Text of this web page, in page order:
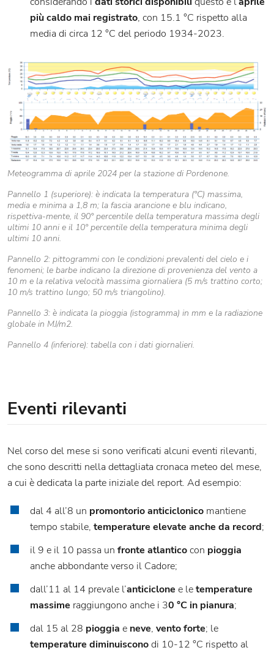
più caldo mai registrato, con 15.1 °C rispetto alla
media di circa 12 °C del periodo 1934-2023.
Meteogramma di aprile 2024 per la stazione di Pordenone.
Pannello 1 (superiore): è indicata la temperatura (°C) massima,
media e minima a 1,8 m; la fascia arancione e blu indicano,
rispettiva-mente, il 90° percentile della temperatura massima degli
ultimi 10 anni e il 10° percentile della temperatura minima degli
ultimi 10 anni.
Pannello 2: pittogrammi con le condizioni prevalenti del cielo e i
fenomeni; le barbe indicano la direzione di provenienza del vento a
10 m e la relativa velocità massima giornaliera (5 m/s trattino corto;
10 m/s trattino lungo; 50 m/s triangolino).
Pannello 3: è indicata la pioggia (istogramma) in mm e la radiazione
globale in MJ/m2.
Pannello 4 (inferiore): tabella con i dati giornalieri.
Eventi rilevanti
Nel corso del mese si sono verificati alcuni eventi rilevanti,
che sono descritti nella dettagliata cronaca meteo del mese,
a cui è dedicata la parte iniziale del report. Ad esempio:
dal 4 all’8 un promontorio anticiclonico mantiene
tempo stabile, temperature elevate anche da record;
il 9 e il 10 passa un fronte atlanticocon pioggia
anche abbondante verso il Cadore;
dall’11 al 14 prevale l’anticiclone e letemperature
massime raggiungono anche i 30 °C in pianura;
dal 15 al 28 pioggia e neve, vento forte; le
temperature diminuisconodi 10-12 °C rispetto al